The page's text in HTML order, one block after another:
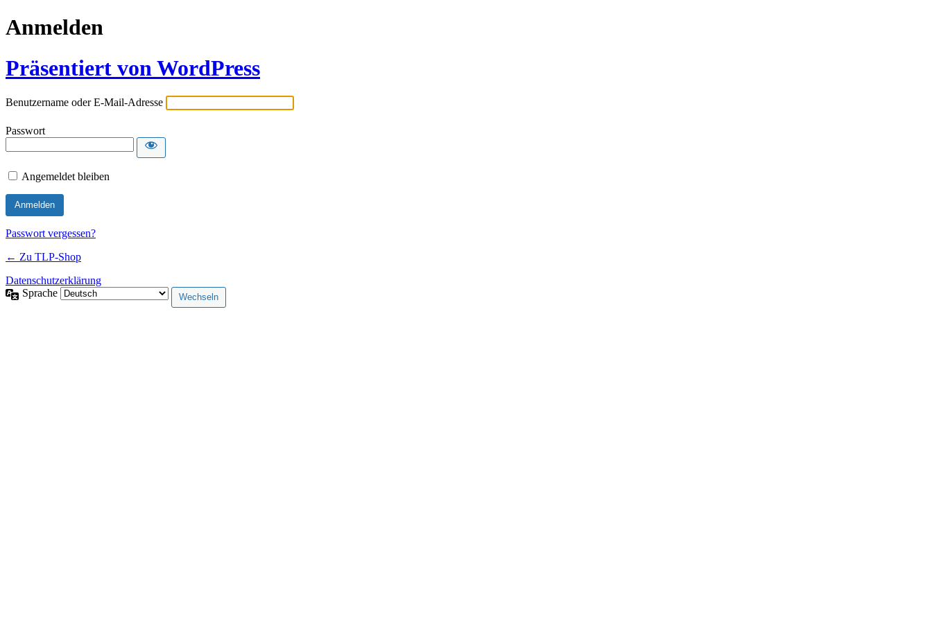
Anmelden
Präsentiert von WordPress
Benutzername oder E-Mail-Adresse
Passwort
Angemeldet bleiben
Passwort vergessen?
← Zu TLP-Shop
Datenschutzerklärung
Sprache